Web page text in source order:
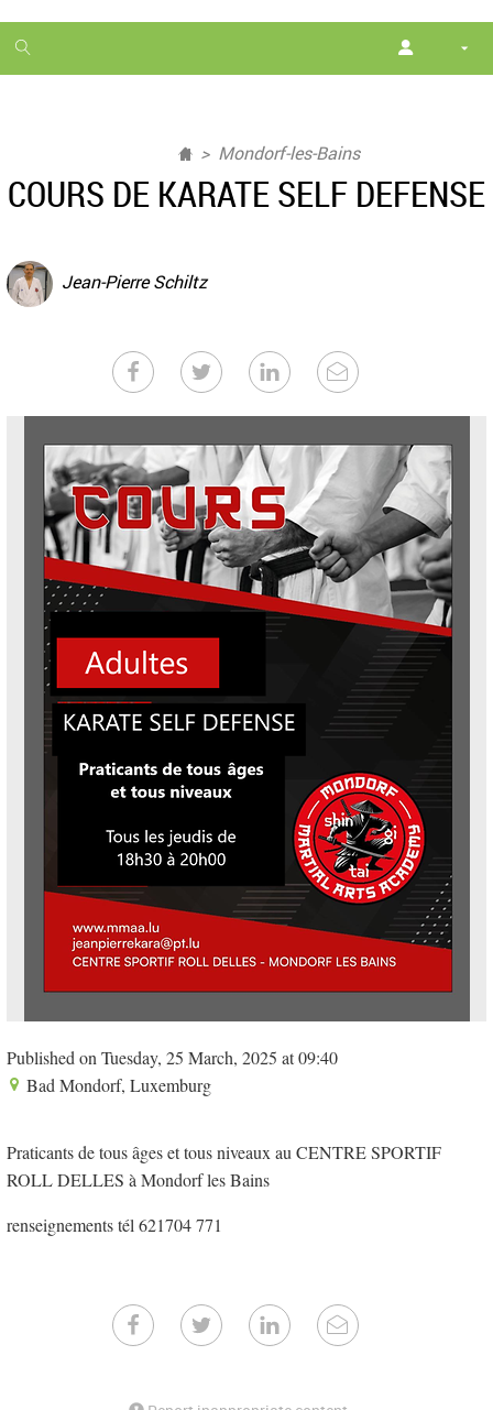
1
month
Mondorf-les-Bains
COURS DE KARATE SELF DEFENSE
Jean-Pierre Schiltz
Published on Tuesday, 25 March, 2025 at 09:40
Bad Mondorf, Luxemburg
Praticants de tous âges et tous niveaux au CENTRE SPORTIF
ROLL DELLES à Mondorf les Bains
renseignements tél 621704 771